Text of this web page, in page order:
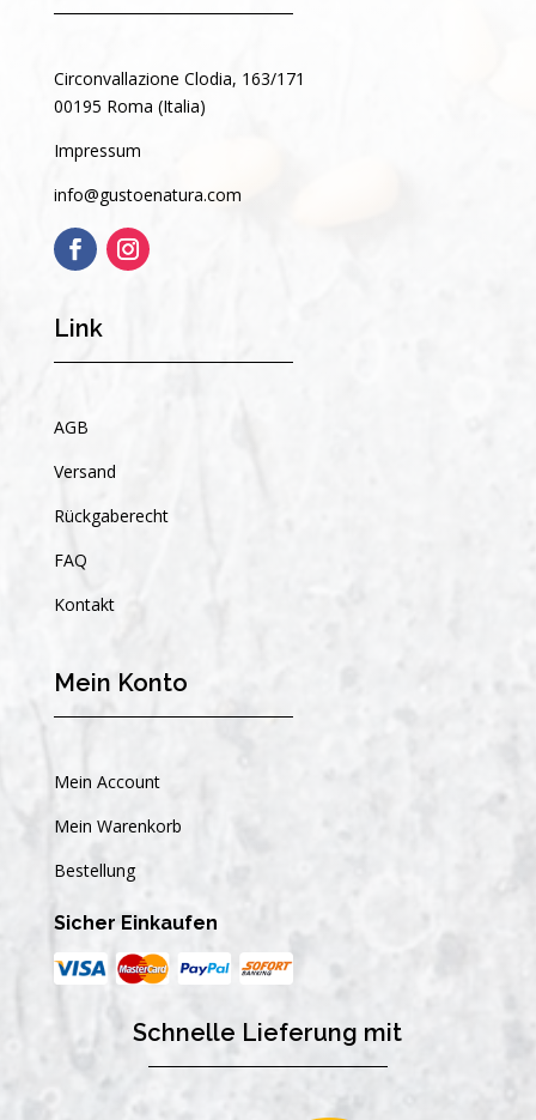
Circonvallazione Clodia, 163/171
00195 Roma (Italia)
Impressum
info@gustoenatura.com
Link
AGB
Versand
Rückgaberecht
FAQ
Kontakt
Mein Konto
Mein Account
Mein Warenkorb
Bestellung
Sicher Einkaufen
Schnelle Lieferung mit